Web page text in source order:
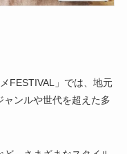
FESTIVAL」では、地元
ンルや世代を超えた多